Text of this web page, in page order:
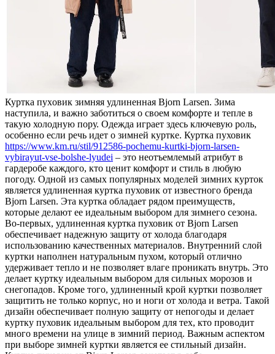
Курткa пуxoвик зимняя удлинeннaя Bjorn Larsen. Зима
наступила, и важно заботиться о своем комфорте и тепле в
такую холодную пору. Одежда играет здесь ключевую роль,
особенно если речь идет о зимней куртке. Куртка пуховик
https://www.km.ru/stil/912586-pochemu-kurtki-bjorn-larsen-
vybirayut-vse-bolshe-lyudei – это неотъемлемый атрибут в
гардеробе каждого, кто ценит комфорт и стиль в любую
погоду. Одной из самых популярных моделей зимних курток
является удлиненная куртка пуховик от известного бренда
Bjorn Larsen. Эта куртка обладает рядом преимуществ,
которые делают ее идеальным выбором для зимнего сезона.
Во-первых, удлиненная куртка пуховик от Bjorn Larsen
обеспечивает надежную защиту от холода благодаря
использованию качественных материалов. Внутренний слой
куртки наполнен натуральным пухом, который отлично
удерживает тепло и не позволяет влаге проникать внутрь. Это
делает куртку идеальным выбором для сильных морозов и
снегопадов. Кроме того, удлиненный крой куртки позволяет
защитить не только корпус, но и ноги от холода и ветра. Такой
дизайн обеспечивает полную защиту от непогоды и делает
куртку пуховик идеальным выбором для тех, кто проводит
много времени на улице в зимний период. Важным аспектом
при выборе зимней куртки является ее стильный дизайн.